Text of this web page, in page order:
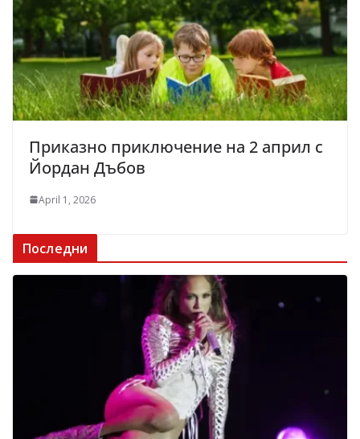
Приказно приключение на 2 април с
Йордан Дъбов
April 1, 2026
Последни